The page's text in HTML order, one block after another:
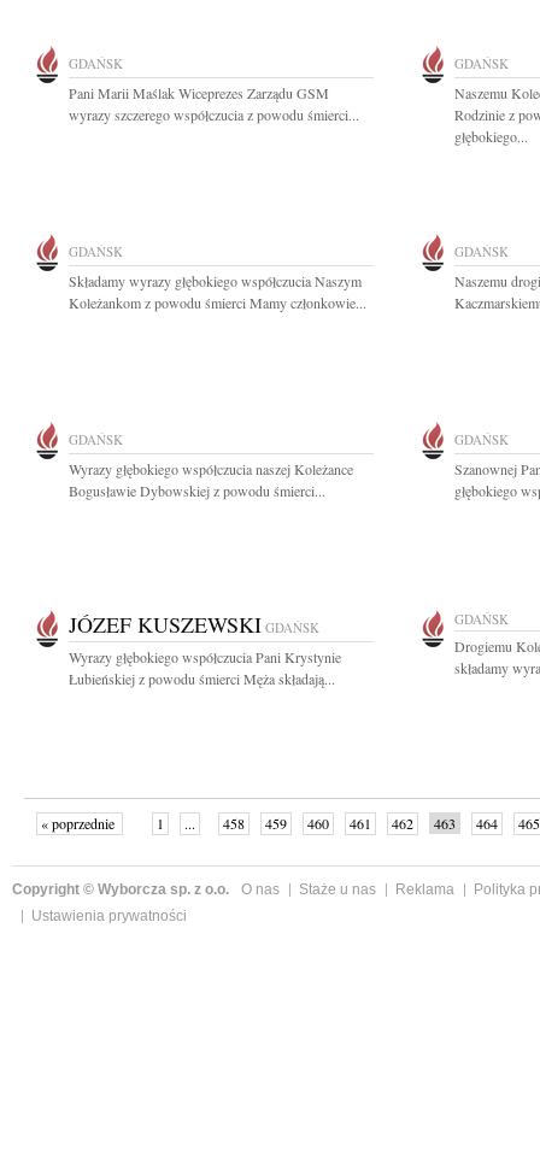
GDAŃSK
Pani Marii Maślak Wiceprezes Zarządu GSM
wyrazy szczerego współczucia z powodu śmierci...
GDAŃSK
Naszemu
Rodzinie z
głębokiego...
GDAŃSK
Składamy wyrazy głębokiego współczucia Naszym
Koleżankom z powodu śmierci Mamy członkowie...
GDAŃSK
Naszemu
GDAŃSK
Wyrazy głębokiego współczucia naszej Koleżance
Bogusławie Dybowskiej z powodu śmierci...
GDAŃSK
Szanownej
głębokiego
JÓZEF KUSZEWSKI GDAŃSK
Wyrazy głębokiego współczucia Pani Krystynie
Łubieńskiej z powodu śmierci Męża składają...
GDAŃSK
Drogiemu
składamy
« poprzednie 1 ... 458 459 460 461 462 463 464
465
Copyright © Wyborcza sp. z o.o. O nas Staże u nas Reklama
Polityka
Ustawienia prywatności